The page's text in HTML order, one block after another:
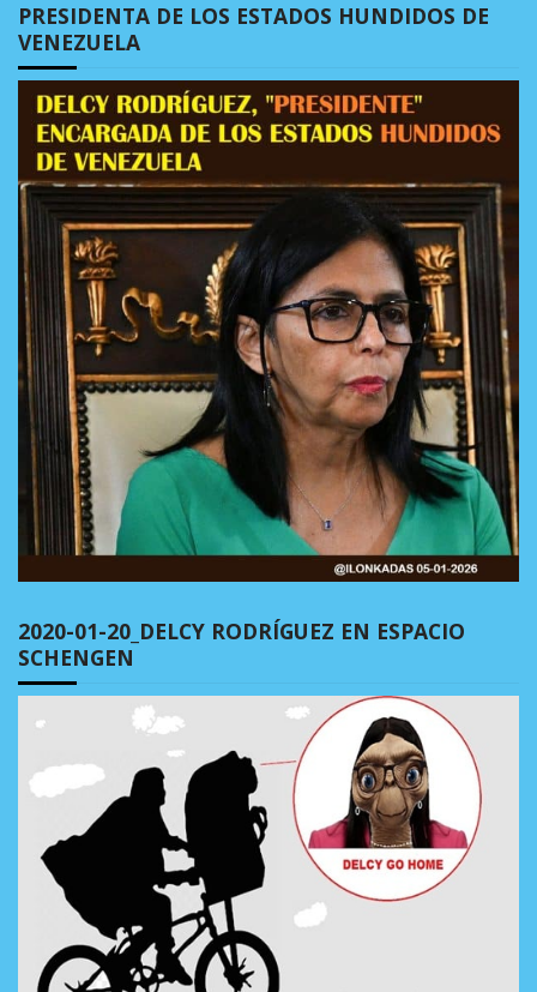
PRESIDENTA DE LOS ESTADOS HUNDIDOS DE
VENEZUELA
2020-01-20_DELCY RODRÍGUEZ EN ESPACIO
SCHENGEN